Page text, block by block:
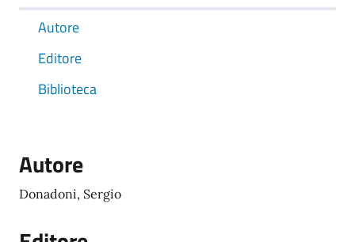
Autore
Editore
Biblioteca
Autore
Donadoni, Sergio